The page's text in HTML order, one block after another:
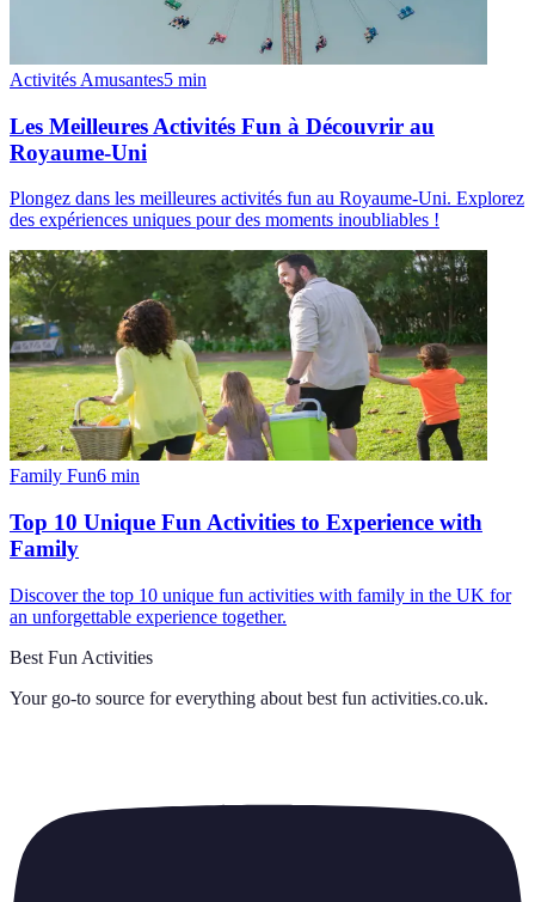
Activités Amusantes5 min
Les Meilleures Activités Fun à Découvrir au
Royaume-Uni
Plongez dans les meilleures activités fun au Royaume-Uni. Explorez
des expériences uniques pour des moments inoubliables !
Family Fun6 min
Top 10 Unique Fun Activities to Experience with
Family
Discover the top 10 unique fun activities with family in the UK for
an unforgettable experience together.
Best Fun Activities
Your go-to source for everything about best fun activities.co.uk.